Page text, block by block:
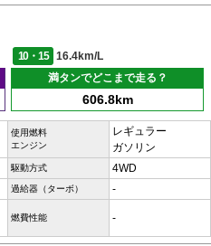
10・15
16.4km/L
満タンでどこまで走る？
606.8km
使用燃料
エンジン
レギュラー
ガソリン
駆動方式 4WD
過給器（ターボ） -
燃費性能 -